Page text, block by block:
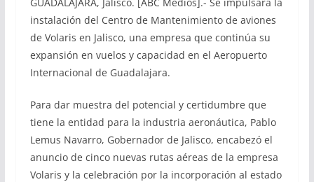
instalación del Centro de Mantenimiento de aviones
de Volaris en Jalisco, una empresa que continúa su
expansión en vuelos y capacidad en el Aeropuerto
Internacional de Guadalajara.
Para dar muestra del potencial y certidumbre que
tiene la entidad para la industria aeronáutica, Pablo
Lemus Navarro, Gobernador de Jalisco, encabezó el
anuncio de cinco nuevas rutas aéreas de la empresa
Volaris y la celebración por la incorporación al estado